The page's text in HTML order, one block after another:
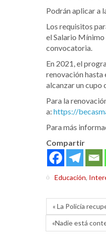
Podrán aplicar a
Los requisitos
el Salario
convocatoria.
En 2021, el
renovación hasta
alcanzar un cupo
Para la
a: https://
Para más
Compartir
Educación,
« La Policía
«Nadie está